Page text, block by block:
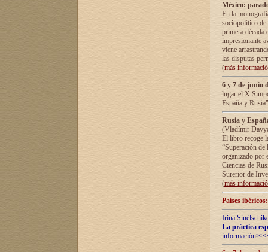
México:
En la
sociopolítico de
primera década
impresionante
viene
las disputas
(más
6 y 7 de junio
lugar el X
España y
Rusia y
(Vladímir
El libro recoge
“Superación
organizado por
Ciencias de
Surerior de
(más
Países
Irina
La práctica
información>>>